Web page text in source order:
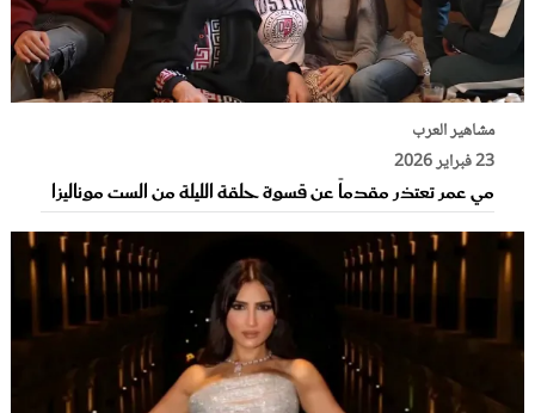
مشاهير العرب
23 فبراير 2026
مي عمر تعتذر مقدماً عن قسوة حلقة الليلة من الست موناليزا